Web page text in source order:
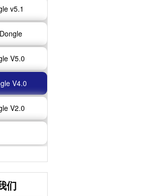
v5.1
V5.0
V4.0
V2.0
们